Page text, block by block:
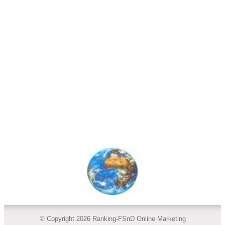
© Copyright 2026 Ranking-FSnD Online Marketing